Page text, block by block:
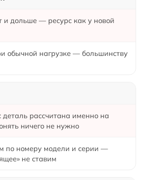
и дольше — ресурс как у новой
обычной нагрузке — большинству
деталь рассчитана именно на
ничего не нужно
по номеру модели и серии —
не ставим